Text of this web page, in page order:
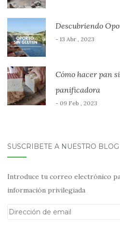
Descubriendo
- 13 Abr , 2023
Cómo hacer pan
panificadora
- 09 Feb , 2023
SUSCRÍBETE A NUESTRO BLOG
Introduce tu correo electrónico
información privilegiada
Dirección